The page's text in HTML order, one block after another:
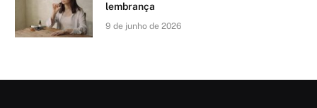
lembrança
9 de junho de 2026